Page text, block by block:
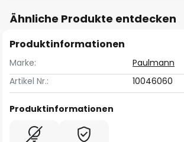
Ähnliche Produkte entdecken
Produktinformationen
Marke:
Paulmann
Artikel Nr.:
10046060
Produktinformationen